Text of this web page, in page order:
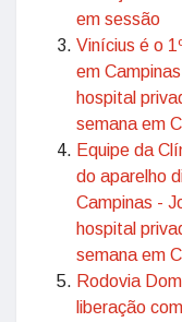
em sessão
Vinícius é o
em
hospital
semana em
Equipe da
do aparelho
Campinas -
hospital
semana em
Rodovia
liberação